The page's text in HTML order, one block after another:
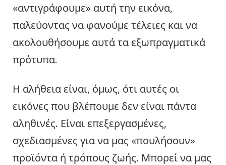
«αντιγράφουμε» αυτή την εικόνα,
παλεύοντας να φανούμε τέλειες και να
ακολουθήσουμε αυτά τα εξωπραγματικά
πρότυπα.
Η αλήθεια είναι, όμως, ότι αυτές οι
εικόνες που βλέπουμε δεν είναι πάντα
αληθινές. Είναι επεξεργασμένες,
σχεδιασμένες για να μας «πουλήσουν»
προϊόντα ή τρόπους ζωής. Μπορεί να μας